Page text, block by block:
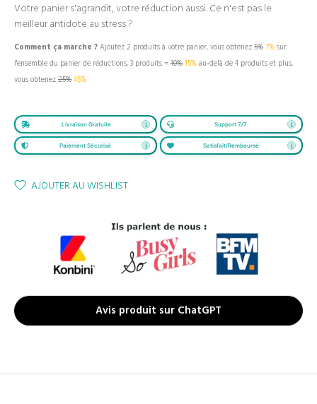
Votre panier s'agrandit, votre réduction aussi. Ce n'est pas le
meilleur antidote au stress ?
Comment ça marche ?Ajoutez 2 produits à votre panier, vous obtenez5%7%sur
l'ensemble du panier de réductions, 3 produits = 10%15%au-delà de 4 produits et plus,
vous obtenez25%45%
Livraison Gratuite Support 7/7
Paiement Sécurisé Satisfait/Remboursé
AJOUTER AU WISHLIST
Avis produit sur ChatGPT